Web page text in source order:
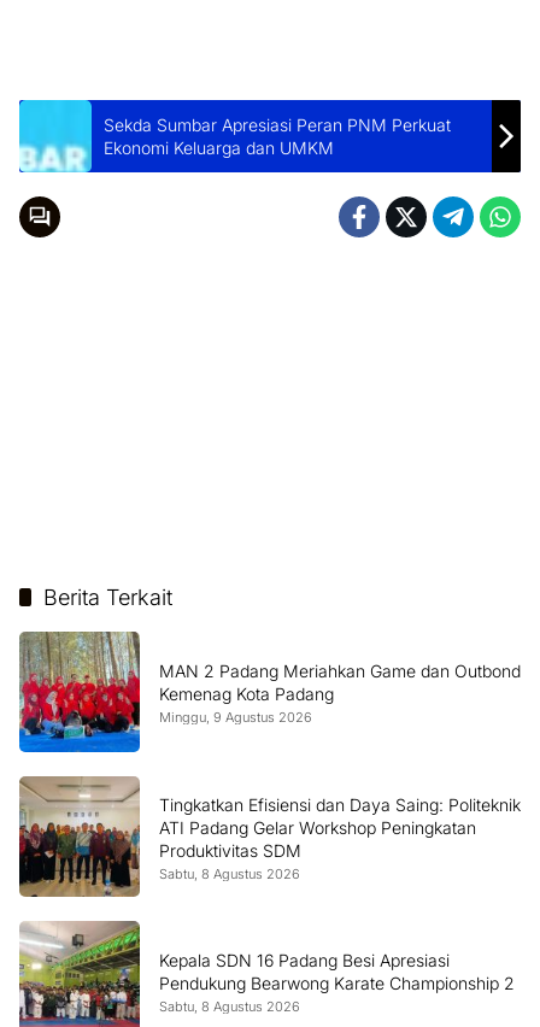
Sekda Sumbar Apresiasi Peran PNM Perkuat
Ekonomi Keluarga dan UMKM
Berita Terkait
MAN 2 Padang Meriahkan Game dan Outbond
Kemenag Kota Padang
Minggu, 9 Agustus 2026
Tingkatkan Efisiensi dan Daya Saing: Politeknik
ATI Padang Gelar Workshop Peningkatan
Produktivitas SDM
Sabtu, 8 Agustus 2026
Kepala SDN 16 Padang Besi Apresiasi
Pendukung Bearwong Karate Championship 2
Sabtu, 8 Agustus 2026